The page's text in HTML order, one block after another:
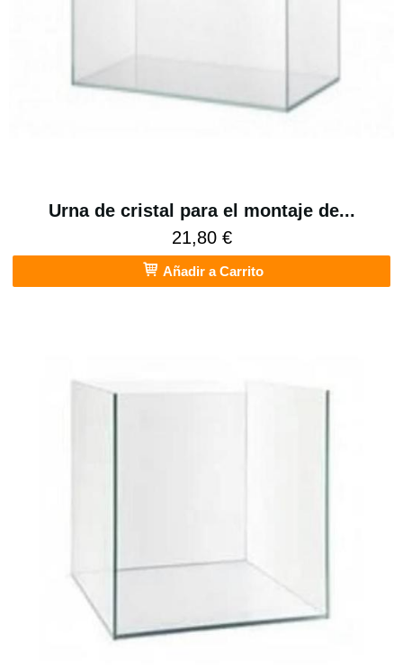
Urna de cristal para el montaje de...
21,80 €
Añadir a Carrito